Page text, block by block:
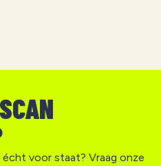
voor staat? Vraag onze